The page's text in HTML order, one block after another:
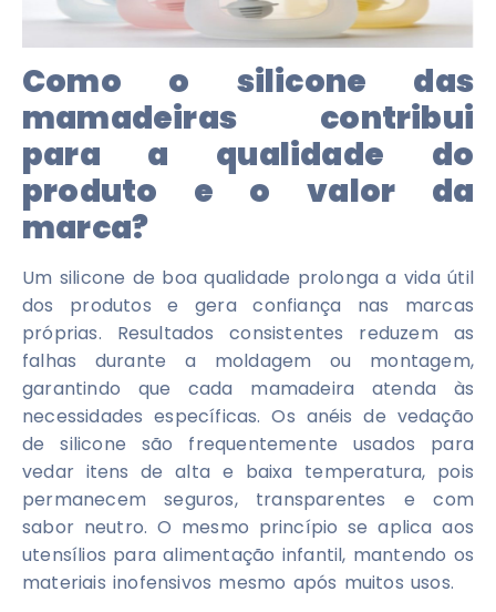
Como o silicone das
mamadeiras contribui
para a qualidade do
produto e o valor da
marca?
Um silicone de boa qualidade prolonga a vida útil
dos produtos e gera confiança nas marcas
próprias. Resultados consistentes reduzem as
falhas durante a moldagem ou montagem,
garantindo que cada mamadeira atenda às
necessidades específicas. Os anéis de vedação
de silicone são frequentemente usados ​​para
vedar itens de alta e baixa temperatura, pois
permanecem seguros, transparentes e com
sabor neutro. O mesmo princípio se aplica aos
utensílios para alimentação infantil, mantendo os
materiais inofensivos mesmo após muitos usos.